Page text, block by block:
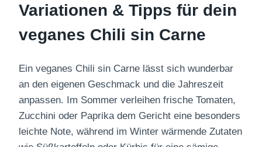
Variationen & Tipps für dein
veganes Chili sin Carne
Ein veganes Chili sin Carne lässt sich wunderbar
an den eigenen Geschmack und die Jahreszeit
anpassen. Im Sommer verleihen frische Tomaten,
Zucchini oder Paprika dem Gericht eine besonders
leichte Note, während im Winter wärmende Zutaten